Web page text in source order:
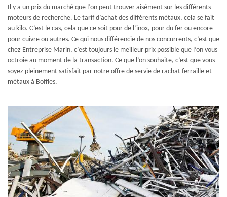
Il y a un prix du marché que l’on peut trouver aisément sur les différents
moteurs de recherche. Le tarif d’achat des différents métaux, cela se fait
au kilo. C’est le cas, cela que ce soit pour de l’inox, pour du fer ou encore
pour cuivre ou autres. Ce qui nous différencie de nos concurrents, c’est que
chez Entreprise Marin, c’est toujours le meilleur prix possible que l’on vous
octroie au moment de la transaction. Ce que l’on souhaite, c’est que vous
soyez pleinement satisfait par notre offre de servie de rachat ferraille et
métaux à Boffles.